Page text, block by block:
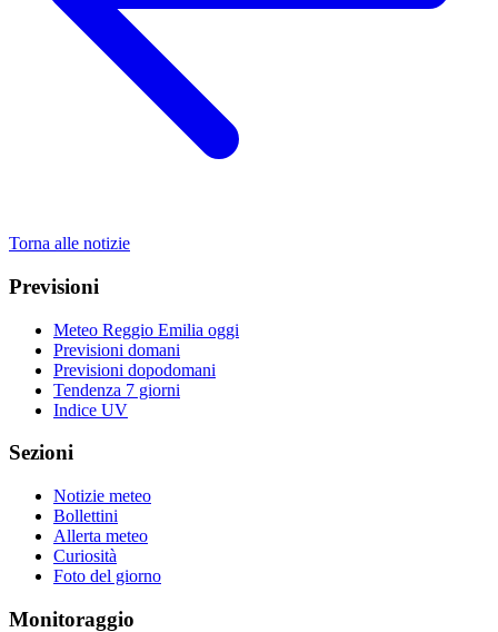
Torna alle notizie
Previsioni
Meteo Reggio Emilia oggi
Previsioni domani
Previsioni dopodomani
Tendenza 7 giorni
Indice UV
Sezioni
Notizie meteo
Bollettini
Allerta meteo
Curiosità
Foto del giorno
Monitoraggio